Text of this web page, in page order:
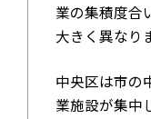
業の集積度合
大きく異なり
中央区は市の
業施設が集中